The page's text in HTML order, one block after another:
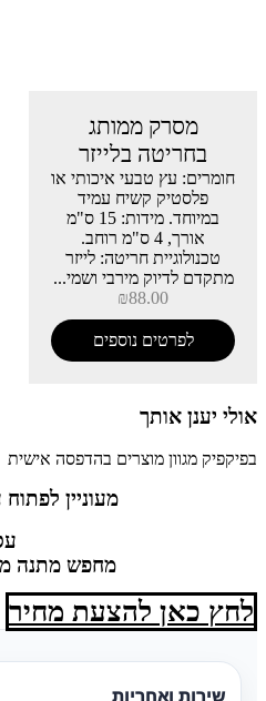
מסרק ממותג
בחריטה בלייזר
חומרים: עץ טבעי איכותי או
פלסטיק קשיח עמיד
במיוחד. מידות: 15 ס"מ
אורך, 4 ס"מ רוחב.
טכנולוגיית חריטה: לייזר
מתקדם לדיוק מירבי ושמי...
₪88.00
לפרטים נוספים
אולי יענן אותך
בפיקפיק מגוון מוצרים בהדפסה אישית
מעוניין
מחפש מתנה
לחץ כאן להצעת מחיר
שירות ואחריות